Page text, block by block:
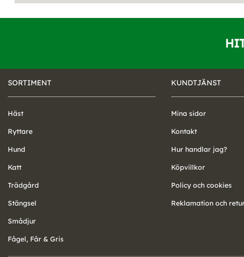
SORTIMENT
Häst
Ryttare
Hund
Katt
Trädgård
Stängsel
Smådjur
Fågel, Får & Gris
KUNDTJÄNST
Mina sidor
Kontakt
Hur handlar jag?
Köpvillkor
Policy och cookies
Reklamation och